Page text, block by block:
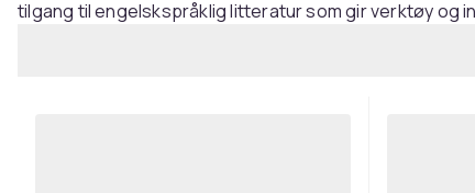
tilgang til engelskspråklig litteratur som gir verktøy og